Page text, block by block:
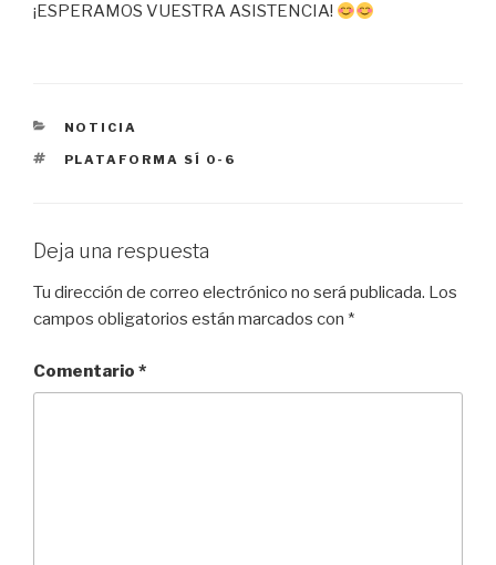
¡ESPERAMOS VUESTRA ASISTENCIA!
CATEGORÍAS
NOTICIA
ETIQUETAS
PLATAFORMA SÍ 0-6
Deja una respuesta
Tu dirección de correo electrónico no será publicada. Los
campos obligatorios están marcados con *
Comentario *